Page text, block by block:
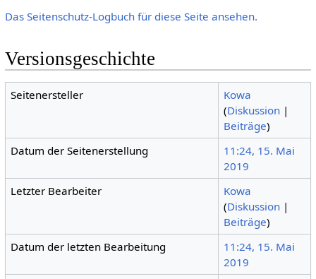
Das Seitenschutz-Logbuch für diese Seite ansehen.
Versionsgeschichte
Seitenersteller
Kowa
(Diskussion |
Beiträge)
Datum der Seitenerstellung
11:24, 15. Mai
2019
Letzter Bearbeiter
Kowa
(Diskussion |
Beiträge)
Datum der letzten Bearbeitung
11:24, 15. Mai
2019